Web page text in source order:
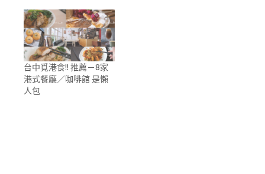
台中覓港食!! 推薦－8家
港式餐廳／咖啡館 是懶
人包